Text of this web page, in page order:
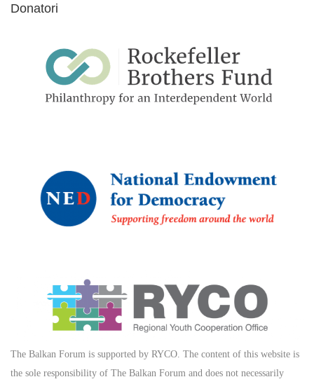
Donatori
The Balkan Forum is supported by RYCO. The content of this website is
the sole responsibility of The Balkan Forum and does not necessarily